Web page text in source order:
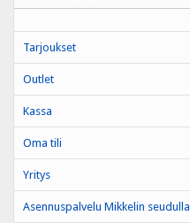
Tarjoukset
Outlet
Kassa
Oma tili
Yritys
Asennuspalvelu Mikkelin seudulla